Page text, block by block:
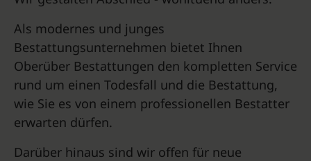
Als modernes und junges
Bestattungsunternehmen bietet Ihnen
Oberüber Bestattungen den kompletten Service
rund um einen Todesfall und die Bestattung,
wie Sie es von einem professionellen Bestatter
erwarten dürfen.
Darüber hinaus sind wir offen für neue